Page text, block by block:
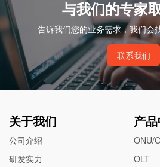
与我们的专家
告诉我们您的业务需求，我们会
联系我们
关于我们
公司介绍
研发实力
产
ONU/
OLT